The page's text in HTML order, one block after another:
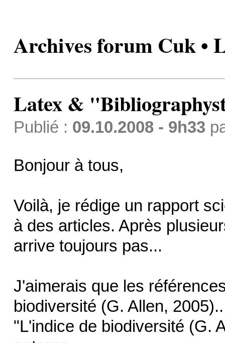
Archives forum Cuk
Latex &
Publié : 09.10.2008 - 9h33
Bonjour à tous,
Voilà, je rédige un rapport
à des articles. Après
arrive toujours pas...
J'aimerais que les
biodiversité (G. Allen,
"L'indice de biodiversité (G.